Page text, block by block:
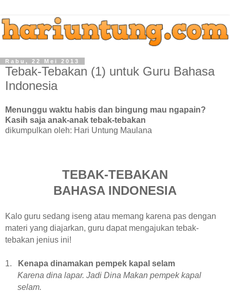
Rabu, 22 Mei 2013
Tebak-Tebakan (1) untuk Guru Bahasa
Indonesia
Menunggu waktu habis dan bingung mau ngapain?
Kasih saja anak-anak tebak-tebakan
dikumpulkan oleh: Hari Untung Maulana
TEBAK-TEBAKAN
BAHASA INDONESIA
Kalo guru sedang iseng atau memang karena pas dengan
materi yang diajarkan, guru dapat mengajukan tebak-
tebakan jenius ini!
1.
Kenapa dinamakan pempek kapal selam
Karena dina lapar. Jadi Dina Makan pempek kapal
selam.